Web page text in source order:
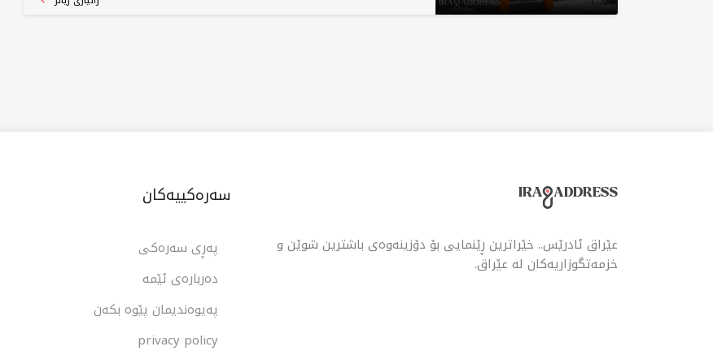
عێراق ئادرێس.. خێراترین ڕێنمایی بۆ دۆزینەوەی باشترین شوێن و
خزمەتگوزاریەکان لە عێراق.
سەرەکییەکان
پەڕی سەرەکی
دەربارەی ئێمە
پەیوەندیمان پێوە بکەن
privacy policy